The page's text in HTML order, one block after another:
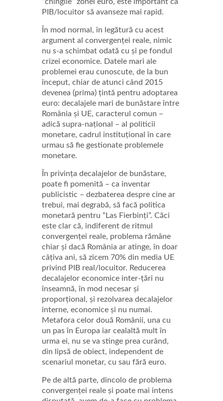
PIB/locuitor să avanseze mai rapid.
În mod normal, în legătură cu acest
argument al convergenței reale, nimic
nu s-a schimbat odată cu și pe fondul
crizei economice. Datele mari ale
problemei erau cunoscute, de la bun
început, chiar de atunci când 2015
devenea (prima) țintă pentru adoptarea
euro: decalajele mari de bunăstare între
România și UE, caracterul comun –
adică supra-național – al politicii
monetare, cadrul instituțional în care
urmau să fie gestionate problemele
monetare.
În privința decalajelor de bunăstare,
poate fi pomenită – ca inventar
publicistic – dezbaterea despre cine ar
trebui, mai degrabă, să facă politica
monetară pentru “Las Fierbinți”. Căci
este clar că, indiferent de ritmul
convergenței reale, problema rămâne
chiar și dacă România ar atinge, în doar
câțiva ani, să zicem 70% din media UE
privind PIB real/locuitor. Reducerea
decalajelor economice inter-țări nu
înseamnă, în mod necesar și
proporțional, și rezolvarea decalajelor
interne, economice și nu numai.
Metafora celor două Românii, una cu
un pas în Europa iar cealaltă mult în
urma ei, nu se va stinge prea curând,
din lipsă de obiect, independent de
scenariul monetar, cu sau fără euro.
Pe de altă parte, dincolo de problema
convergenței reale și poate mai intens